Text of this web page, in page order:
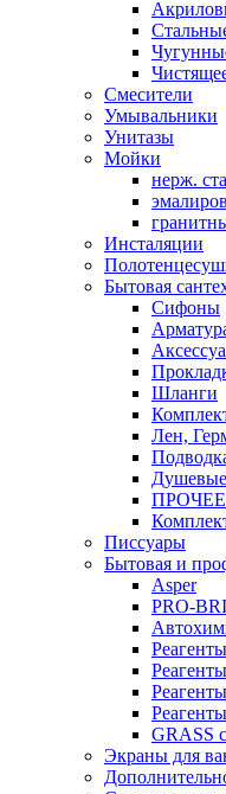
Смесители
Умывальники
Унитазы
Мойки
нерж.
Инсталяции
Бытовая
Сифоны
Шланги
Лен,
ПРОЧЕЕ
Писсуары
Бытовая и
Asper
PRO-
GRASS
Экраны для